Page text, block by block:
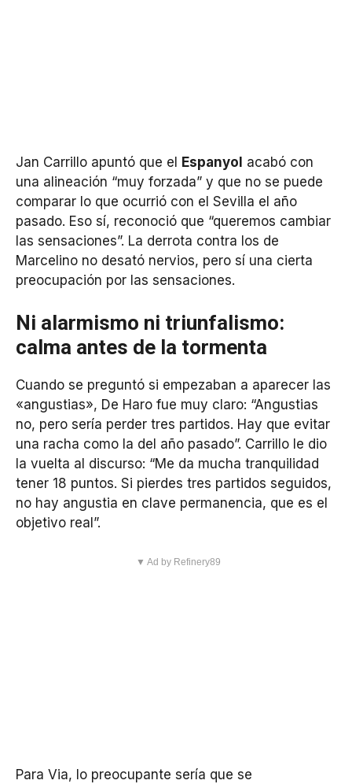
Jan Carrillo apuntó que el Espanyol acabó con
una alineación “muy forzada” y que no se puede
comparar lo que ocurrió con el Sevilla el año
pasado. Eso sí, reconoció que “queremos cambiar
las sensaciones”. La derrota contra los de
Marcelino no desató nervios, pero sí una cierta
preocupación por las sensaciones.
Ni alarmismo ni triunfalismo:
calma antes de la tormenta
Cuando se preguntó si empezaban a aparecer las
«angustias», De Haro fue muy claro: “Angustias
no, pero sería perder tres partidos. Hay que evitar
una racha como la del año pasado”. Carrillo le dio
la vuelta al discurso: “Me da mucha tranquilidad
tener 18 puntos. Si pierdes tres partidos seguidos,
no hay angustia en clave permanencia, que es el
objetivo real”.
▼ Ad by Refinery89
Para Via, lo preocupante sería que se